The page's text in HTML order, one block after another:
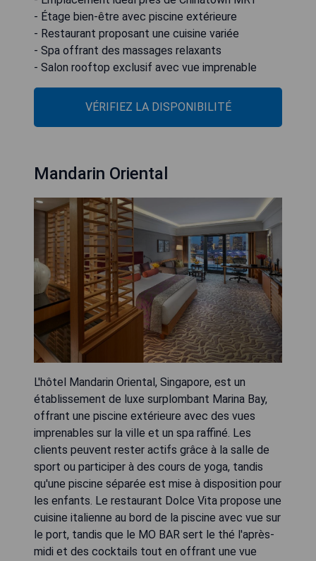
- Étage bien-être avec piscine extérieure
- Restaurant proposant une cuisine variée
- Spa offrant des massages relaxants
- Salon rooftop exclusif avec vue imprenable
VÉRIFIEZ LA DISPONIBILITÉ
Mandarin Oriental
L'hôtel Mandarin Oriental, Singapore, est un
établissement de luxe surplombant Marina Bay,
offrant une piscine extérieure avec des vues
imprenables sur la ville et un spa raffiné. Les
clients peuvent rester actifs grâce à la salle de
sport ou participer à des cours de yoga, tandis
qu'une piscine séparée est mise à disposition pour
les enfants. Le restaurant Dolce Vita propose une
cuisine italienne au bord de la piscine avec vue sur
le port, tandis que le MO BAR sert le thé l'après-
midi et des cocktails tout en offrant une vue